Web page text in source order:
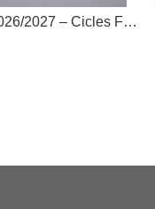
Dates inici de curso 2026/2027 – Cicles Formatius